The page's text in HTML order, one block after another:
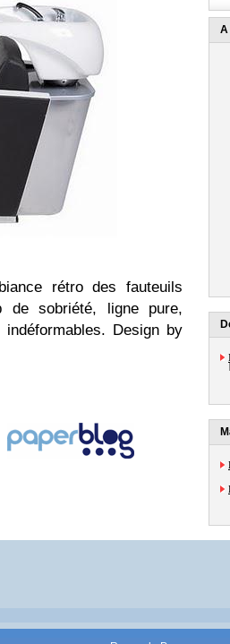
rétro des fauteuils
de sobriété, ligne pure,
Design by
A